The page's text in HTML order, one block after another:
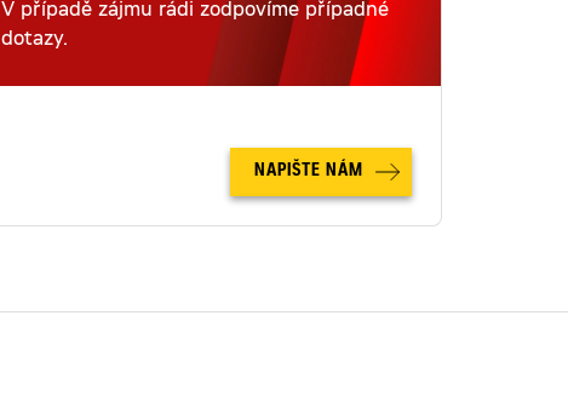
V případě zájmu rádi zodpovíme případné
dotazy.
NAPIŠTE NÁM